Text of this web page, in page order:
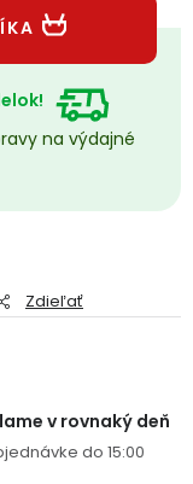
Registrace
na výdajné
Zdieľať
v rovnaký deň
do 15:00